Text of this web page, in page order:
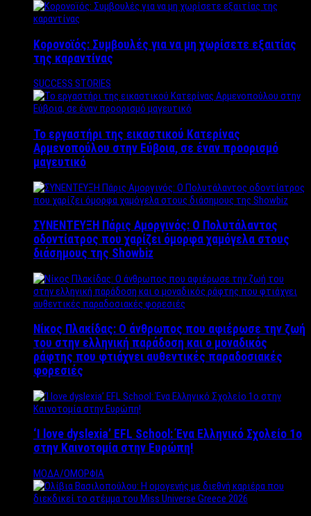
Κορονοϊός: Συμβουλές για να μη χωρίσετε εξαιτίας
της καραντίνας
SUCCESS STORIES
Το εργαστήρι της εικαστικού Κατερίνας
Αρμενοπούλου στην Εύβοια, σε έναν προορισμό
μαγευτικό
ΣΥΝΕΝΤΕΥΞΗ Πάρις Αμοργινός: O Πολυτάλαντος
οδοντίατρος που χαρίζει όμορφα χαμόγελα στους
διάσημους της Showbiz
Νίκος Πλακίδας: O άνθρωπος που αφιέρωσε την ζωή
του στην ελληνική παράδοση και ο μοναδικός
ράφτης που φτιάχνει αυθεντικές παραδοσιακές
φορεσιές
‘Ι love dyslexia’ EFL School: Ένα Ελληνικό Σχολείo 1ο
στην Καινοτομία στην Ευρώπη!
ΜΟΔΑ/ΟΜΟΡΦΙΑ